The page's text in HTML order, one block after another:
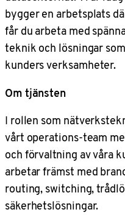
bygger en arbetsplats
får du arbeta med
teknik och lösningar
kunders verksamheter.
Om tjänsten
I rollen som
vårt operations-team
och förvaltning av våra
arbetar främst med
routing, switching,
säkerhetslösningar.